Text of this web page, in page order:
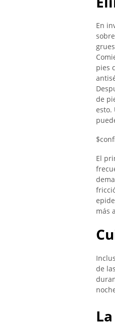
En
pies
de
esto.
El
más
de